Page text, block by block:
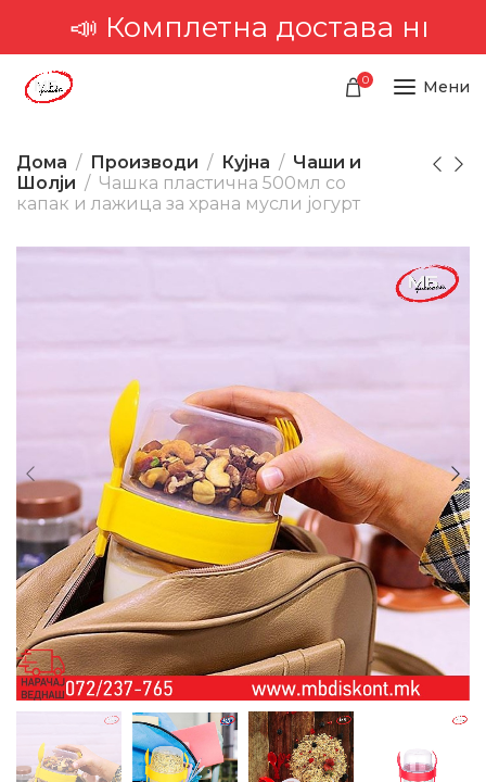
достава низ
0 Мени
Дома Производи Кујна
Чаши и
Шолји
Чашка пластична 500мл со
капак и лажица за храна мусли јогурт